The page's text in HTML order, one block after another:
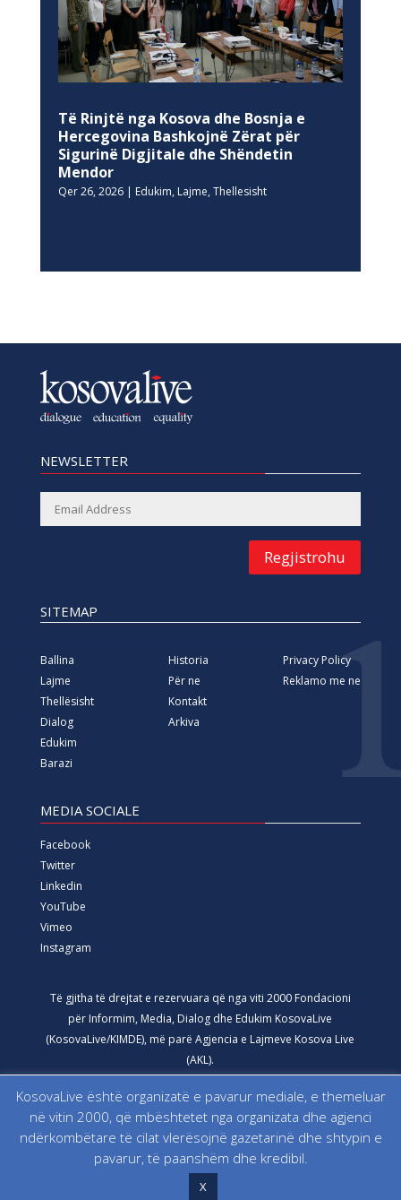
Të Rinjtë nga Kosova dhe Bosnja e
Hercegovina Bashkojnë Zërat për
Sigurinë Digjitale dhe Shëndetin
Mendor
Qer 26, 2026| Edukim, Lajme, Thellesisht
NEWSLETTER
Regjistrohu
SITEMAP
Ballina
Lajme
Thellësisht
Dialog
Edukim
Barazi
Historia
Për ne
Kontakt
Arkiva
Privacy Policy
Reklamo me ne
MEDIA SOCIALE
Facebook
Twitter
Linkedin
YouTube
Vimeo
Instagram
Të gjitha të drejtat e rezervuara që nga viti 2000 Fondacioni
për Informim, Media, Dialog dhe Edukim KosovaLive
(KosovaLive/KIMDE), më parë Agjencia e Lajmeve Kosova Live
(AKL).
KosovaLive është organizatë e pavarur mediale, e themeluar
në vitin 2000, që mbështetet nga organizata dhe agjenci
ndërkombëtare të cilat vlerësojnë gazetarinë dhe shtypin e
pavarur, të paanshëm dhe kredibil.
X